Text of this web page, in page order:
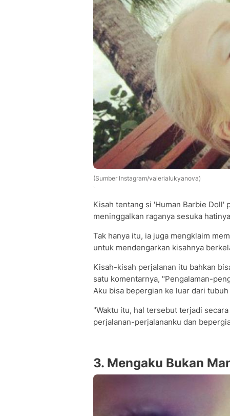
(Sumber Instagram/valerialukyanova)
Kisah tentang si 'Human Barbie Doll'
meninggalkan raganya sesuka
Tak hanya itu, ia juga mengklaim
untuk mendengarkan kisahnya
Kisah-kisah perjalanan itu bahkan
satu komentarnya, "Pengalaman-
Aku bisa bepergian ke luar dari
"Waktu itu, hal tersebut terjadi
perjalanan-perjalananku dan
3. Mengaku Bukan